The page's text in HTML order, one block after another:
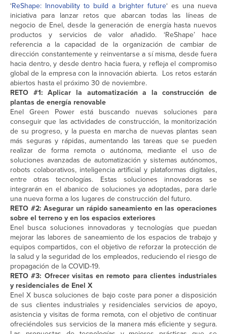
‘ReShape: Innovability to build a brighter future‘ es una nueva
iniciativa para lanzar retos que abarcan todas las líneas de
negocio de Enel, desde la generación de energía hasta nuevos
productos y servicios de valor añadido. ‘ReShape’ hace
referencia a la capacidad de la organización de cambiar de
dirección constantemente y reinventarse a sí misma, desde fuera
hacia dentro, y desde dentro hacia fuera, y refleja el compromiso
global de la empresa con la innovación abierta. Los retos estarán
abiertos hasta el próximo 30 de noviembre.
RETO #1: Aplicar la automatización a la construcción de
plantas de energía renovable
Enel Green Power está buscando nuevas soluciones para
conseguir que las actividades de construcción, la monitorización
de su progreso, y la puesta en marcha de nuevas plantas sean
más seguras y rápidas, aumentando las tareas que se pueden
realizar de forma remota o autónoma, mediante el uso de
soluciones avanzadas de automatización y sistemas autónomos,
robots colaborativos, inteligencia artificial y plataformas digitales,
entre otras tecnologías. Estas soluciones innovadoras se
integrarán en el abanico de soluciones ya adoptadas, para darle
una nueva forma a los lugares de construcción del futuro.
RETO #2: Asegurar un rápido saneamiento en las operaciones
sobre el terreno y en los espacios exteriores
Enel busca soluciones innovadoras y tecnologías que puedan
mejorar las labores de saneamiento de los espacios de trabajo y
equipos compartidos, con el objetivo de reforzar la protección de
la salud y la seguridad de los empleados, reduciendo el riesgo de
propagación de la COVID-19.
RETO #3: Ofrecer visitas en remoto para clientes industriales
y residenciales de Enel X
Enel X busca soluciones de bajo coste para poner a disposición
de sus clientes industriales y residenciales servicios de apoyo,
asistencia y visitas de forma remota, con el objetivo de continuar
ofreciéndoles sus servicios de la manera más eficiente y segura.